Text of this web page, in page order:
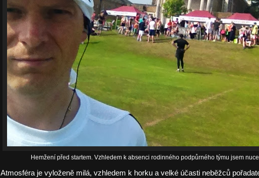
Hemžení před startem. Vzhledem k absenci rodinného podpůrného týmu jsem
Atmosféra je vyloženě milá, vzhledem k horku a velké účasti neběžců